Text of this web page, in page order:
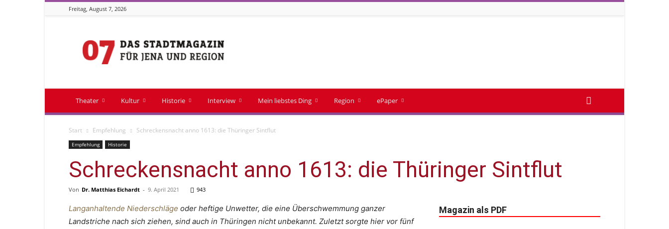
Freitag, August 7, 2026
07
Theater Kultur Historie Interview Mein liebstes Ding Region ePaper
Start Empfehlung Schreckensnacht anno 1613: die Thüringer Sintflut
Empfehlung Historie
Schreckensnacht anno 1613: die Thüringer Sintflut
Von Dr. Matthias Eichardt - 9. April 2021 943
Langanhaltende Niederschläge oder heftige Unwetter, die eine Überschwemmung ganzer
Landstriche nach sich ziehen, sind auch in Thüringen nicht unbekannt. Zuletzt sorgte hier vor fünf
Magazin als PDF